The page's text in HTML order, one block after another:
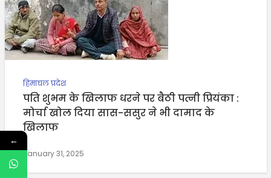
हिमाचल प्रदेश
पति शुभम के खिलाफ धरने पर बैठी पत्नी प्रियंका :
मोर्चा खोल दिया सास-ससुर ने भी दामाद के
खिलाफ
January 31, 2025
←